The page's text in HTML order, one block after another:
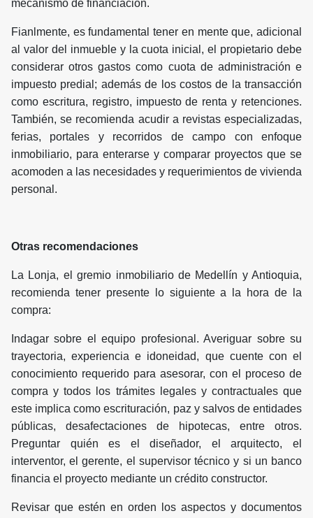
mecanismo de financiación.
Fianlmente, es fundamental tener en mente que, adicional
al valor del inmueble y la cuota inicial, el propietario debe
considerar otros gastos como cuota de administración e
impuesto predial; además de los costos de la transacción
como escritura, registro, impuesto de renta y retenciones.
También, se recomienda acudir a revistas especializadas,
ferias, portales y recorridos de campo con enfoque
inmobiliario, para enterarse y comparar proyectos que se
acomoden a las necesidades y requerimientos de vivienda
personal.
Otras recomendaciones
La Lonja, el gremio inmobiliario de Medellín y Antioquia,
recomienda tener presente lo siguiente a la hora de la
compra:
Indagar sobre el equipo profesional. Averiguar sobre su
trayectoria, experiencia e idoneidad, que cuente con el
conocimiento requerido para asesorar, con el proceso de
compra y todos los trámites legales y contractuales que
este implica como escrituración, paz y salvos de entidades
públicas, desafectaciones de hipotecas, entre otros.
Preguntar quién es el diseñador, el arquitecto, el
interventor, el gerente, el supervisor técnico y si un banco
financia el proyecto mediante un crédito constructor.
Revisar que estén en orden los aspectos y documentos